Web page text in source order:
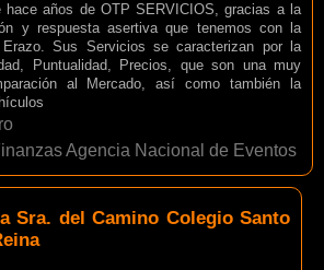
hace años de OTP SERVICIOS, gracias a la
y respuesta asertiva que tenemos con la
Erazo. Sus Servicios se caracterizan por la
Puntualidad, Precios, que son una muy
al Mercado, así como también la
Agencia Nacional de Eventos
Sra. del Camino Colegio Santo